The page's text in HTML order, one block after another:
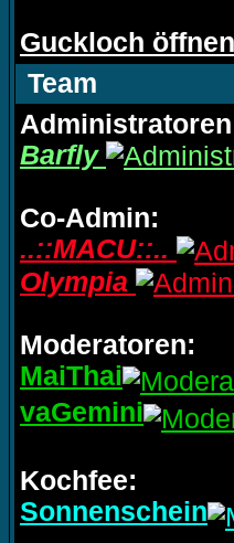
Guckloch öffnen
Team
Barfly
Co-Admin:
..::MACU::..
Olympia
Moderatoren:
MaiThai
vaGemini
Kochfee:
Sonnenschein